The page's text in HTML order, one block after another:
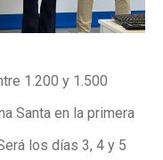
1.200 y 1.500
Santa en la primera
los días 3, 4 y 5